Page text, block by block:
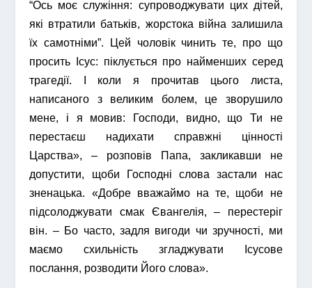
“Ось моє служіння: супроводжувати цих дітей,
які втратили батьків, жорстока війна залишила
їх самотніми”. Цей чоловік чинить те, про що
просить Ісус: піклується про найменших серед
трагедії. І коли я прочитав цього листа,
написаного з великим болем, це зворушило
мене, і я мовив: Господи, видно, що Ти не
перестаєш надихати справжні цінності
Царства», – розповів Папа, закликавши не
допустити, щоби Господні слова застали нас
зненацька. «Добре вважаймо на те, щоби не
підсолоджувати смак Євангелія, – перестеріг
він. – Бо часто, задля вигоди чи зручності, ми
маємо схильність згладжувати Ісусове
послання, розводити Його слова».